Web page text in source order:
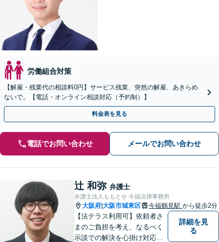
労働組合対策
【解雇・残業代の相談料0円】サービス残業、突然の解雇、あきらめ
ないで。【電話・オンライン相談対応（予約制）】
料金表を見る
電話でお問い合わせ メールでお問い合わせ
辻 和弥 弁護士
弁護士法人ももとせ 今福法律事務所
大阪府 大阪市城東区 今福鶴見駅 から徒歩2分
【法テラス利用可】依頼者さ
まのご負担を考え、なるべく
示談での解決を心掛け対応い
詳細を見
る